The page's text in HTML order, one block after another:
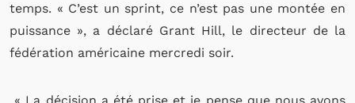
temps. « C’est un sprint, ce n’est pas une montée en
puissance », a déclaré Grant Hill, le directeur de la
fédération américaine mercredi soir.